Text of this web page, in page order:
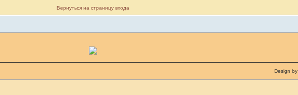
Вернуться на страницу входа
Design by